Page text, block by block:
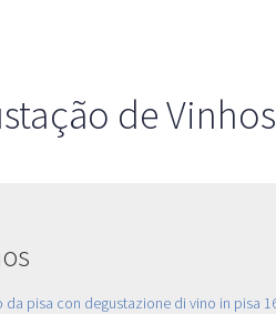
de Vinhos